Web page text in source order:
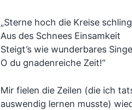
„Sterne hoch die Kreise
Aus des Schnees Einsamkeit
Steigt’s wie wunderbares
O du gnadenreiche Zeit!“
Mir fielen die Zeilen (die ich
auswendig lernen musste)